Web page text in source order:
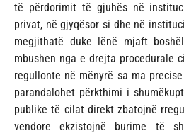
të përdorimit të gjuhës në
privat, në gjyqësor si dhe në
megjithatë duke lënë mjaft
mbushen nga e drejta procedurale
regullonte në mënyrë sa ma
parandalohet përkthimi i
publike të cilat direkt zbatojnë
vendore ekzistojnë burime të